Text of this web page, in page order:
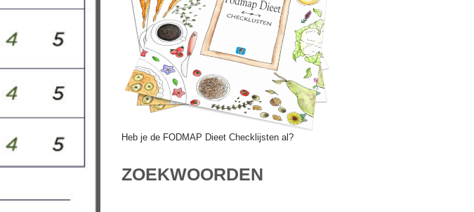
Heb je de FODMAP Dieet Checklijsten al?
ZOEKWOORDEN